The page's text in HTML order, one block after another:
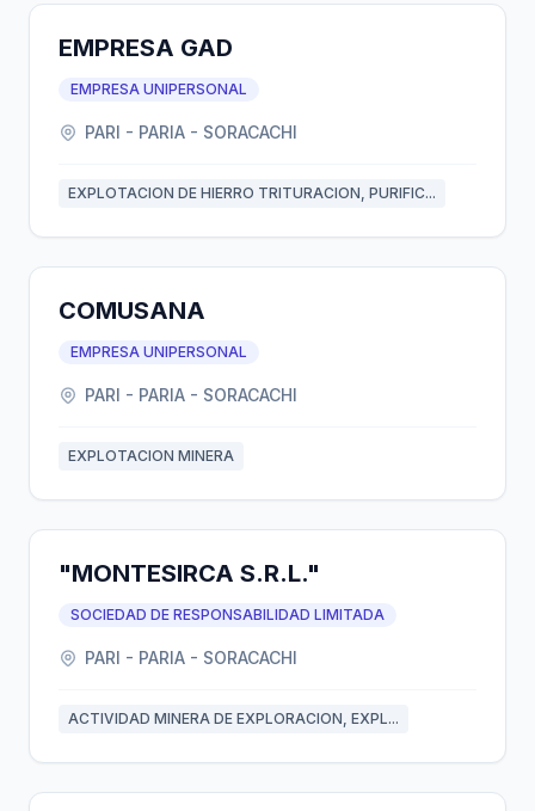
EMPRESA GAD
EMPRESA UNIPERSONAL
PARI - PARIA - SORACACHI
EXPLOTACION DE HIERRO TRITURACION, PURIFIC...
COMUSANA
EMPRESA UNIPERSONAL
PARI - PARIA - SORACACHI
EXPLOTACION MINERA
"MONTESIRCA S.R.L."
SOCIEDAD DE RESPONSABILIDAD LIMITADA
PARI - PARIA - SORACACHI
ACTIVIDAD MINERA DE EXPLORACION, EXPL...